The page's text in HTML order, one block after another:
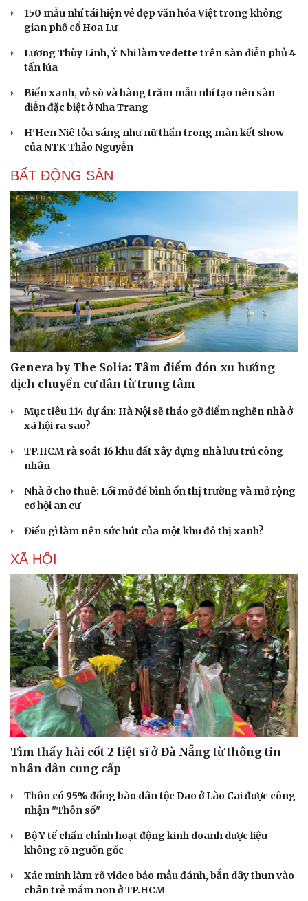
Văn hóa
Sân khấu - Điện ảnh
Âm nhạc
Giải trí
Sao Việt
150 mẫu nhí tái hiện vẻ đẹp văn hóa Việt trong không
gian phố cổ Hoa Lư
Lương Thùy Linh, Ý Nhi làm vedette trên sàn diễn phủ 4
tấn lúa
Biển xanh, vỏ sò và hàng trăm mẫu nhí tạo nên sàn
diễn đặc biệt ở Nha Trang
H'Hen Niê tỏa sáng như nữ thần trong màn kết show
của NTK Thảo Nguyễn
BẤT ĐỘNG SẢN
Genera by The Solia: Tâm điểm đón xu hướng
dịch chuyển cư dân từ trung tâm
Mục tiêu 114 dự án: Hà Nội sẽ tháo gỡ điểm nghẽn nhà ở
xã hội ra sao?
TP.HCM rà soát 16 khu đất xây dựng nhà lưu trú công
nhân
Nhà ở cho thuê: Lối mở để bình ổn thị trường và mở rộng
cơ hội an cư
Điều gì làm nên sức hút của một khu đô thị xanh?
XÃ HỘI
Tìm thấy hài cốt 2 liệt sĩ ở Đà Nẵng từ thông tin
nhân dân cung cấp
Thôn có 95% đồng bào dân tộc Dao ở Lào Cai được công
nhận "Thôn số"
Bộ Y tế chấn chỉnh hoạt động kinh doanh dược liệu
không rõ nguồn gốc
Xác minh làm rõ video bảo mẫu đánh, bắn dây thun vào
chân trẻ mầm non ở TP.HCM